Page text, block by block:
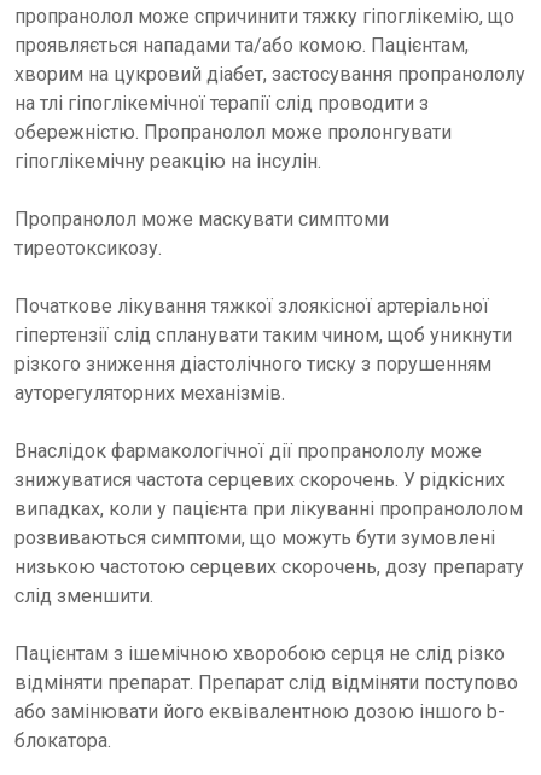
пропранолол може спричинити тяжку гіпоглікемію, що
проявляється нападами та/або комою. Пацієнтам,
хворим на цукровий діабет, застосування пропранололу
на тлі гіпоглікемічної терапії слід проводити з
обережністю. Пропранолол може пролонгувати
гіпоглікемічну реакцію на інсулін.
Пропранолол може маскувати симптоми
тиреотоксикозу.
Початкове лікування тяжкої злоякісної артеріальної
гіпертензії слід спланувати таким чином, щоб уникнути
різкого зниження діастолічного тиску з порушенням
ауторегуляторних механізмів.
Внаслідок фармакологічної дії пропранололу може
знижуватися частота серцевих скорочень. У рідкісних
випадках, коли у пацієнта при лікуванні пропранололом
розвиваються симптоми, що можуть бути зумовлені
низькою частотою серцевих скорочень, дозу препарату
слід зменшити.
Пацієнтам з ішемічною хворобою серця не слід різко
відміняти препарат. Препарат слід відміняти поступово
або замінювати його еквівалентною дозою іншого b-
блокатора.